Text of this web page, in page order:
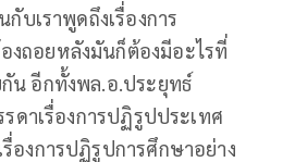
บเราพูดถึงเรื่องการ
งถอยหลังมันก็ต้องมีอะไรที่
น อีกทั้งพล.อ.ประยุทธ์
ดาเรื่องการปฏิรูปประเทศ
องการปฏิรูปการศึกษาอย่าง